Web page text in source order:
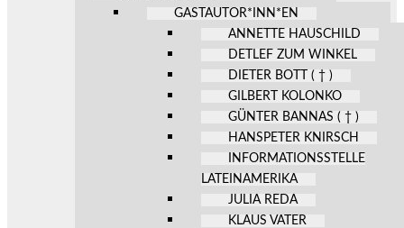
GASTAUTOR*INN*EN
ANNETTE HAUSCHILD
DETLEF ZUM WINKEL
DIETER BOTT ( † )
GILBERT KOLONKO
GÜNTER BANNAS ( † )
HANSPETER KNIRSCH
INFORMATIONSSTELLE
LATEINAMERIKA
JULIA REDA
KLAUS VATER